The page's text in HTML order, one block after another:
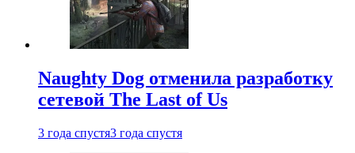
Naughty Dog отменила разработку
сетевой The Last of Us
3 года спустя3 года спустя